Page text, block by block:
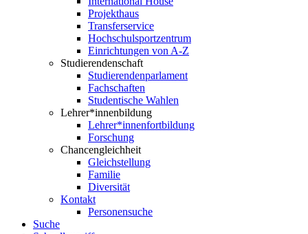
Projekthaus
Transferservice
Hochschulsportzentrum
Einrichtungen von A-Z
Studierendenschaft
Studierendenparlament
Fachschaften
Studentische Wahlen
Lehrer*innenbildung
Lehrer*innenfortbildung
Forschung
Chancengleichheit
Gleichstellung
Familie
Diversität
Kontakt
Personensuche
Suche